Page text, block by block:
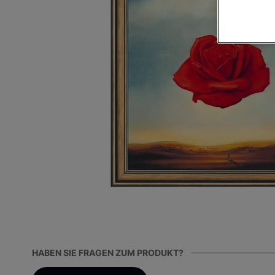
HABEN SIE FRAGEN ZUM PRODUKT?